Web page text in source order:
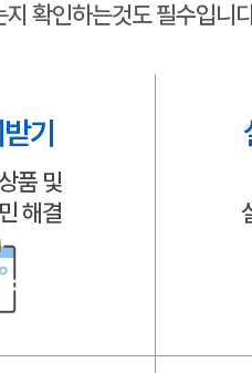
확인하는것도 필수입니
기
품 및
해결